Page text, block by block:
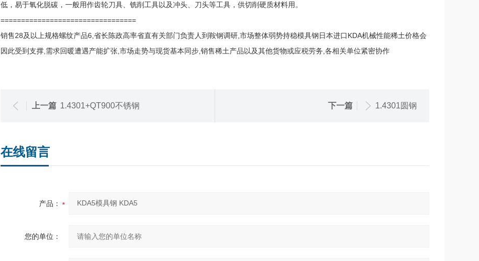
低，易于氧化脱碳，一般用作齿轮刀具、铣削工具以及冲头、刀头等工具，供切削硬质材料用。
=================================
销售28及以上规格螺纹产品6,省长陈政高率省直有关部门负责人到鞍钢调研,市场整体弱势持稳模具钢日本进口KDA机械性能稀土价格会
因此受到支撑,需求回暖遭遇产能扩张,市场走势与现货基本同步,销售稀土产品以及其他货物或应税劳务,各相关单位紧密协作
上一篇 1.4301+QT900不锈钢 下一篇 1.4301圆钢
在线留言
产品：
您的单位：